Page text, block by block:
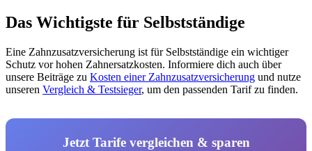
Das Wichtigste für Selbstständige
Eine Zahnzusatzversicherung ist für Selbstständige ein wichtiger
Schutz vor hohen Zahnersatzkosten. Informiere dich auch über
unsere Beiträge zu Kosten einer Zahnzusatzversicherung und nutze
unseren Vergleich & Testsieger, um den passenden Tarif zu finden.
Jetzt Tarife vergleichen & sparen